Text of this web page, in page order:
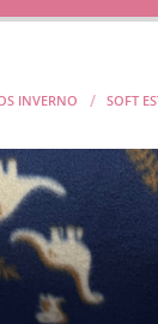
INVERNO SOFT